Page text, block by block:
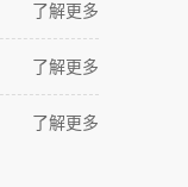
了解更多
了解更多
了解更多